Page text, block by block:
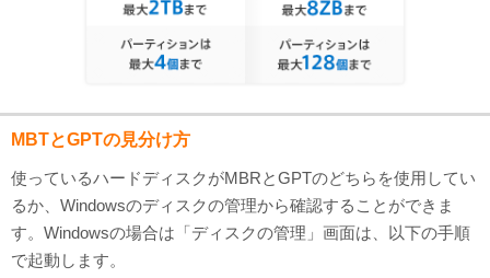
MBTとGPTの見分け方
使っているハードディスクがMBRとGPTのどちらを使用してい
るか、Windowsのディスクの管理から確認することができま
す。Windowsの場合は「ディスクの管理」画面は、以下の手順
で起動します。